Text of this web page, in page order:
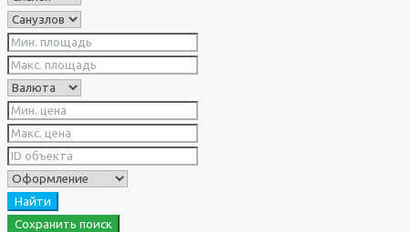
Найти
Сохранить поиск